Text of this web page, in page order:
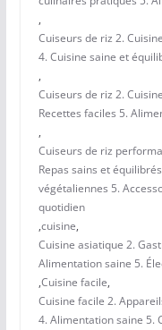
,
Cuiseurs de riz 2.
4. Cuisine saine et
,
Cuiseurs de riz 2.
Recettes faciles 5.
,
Cuiseurs de riz
Repas sains et
végétaliennes 5.
quotidien
,cuisine,
Cuisine asiatique 2.
Alimentation saine 5.
,Cuisine facile,
Cuisine facile 2.
4. Alimentation saine 5.